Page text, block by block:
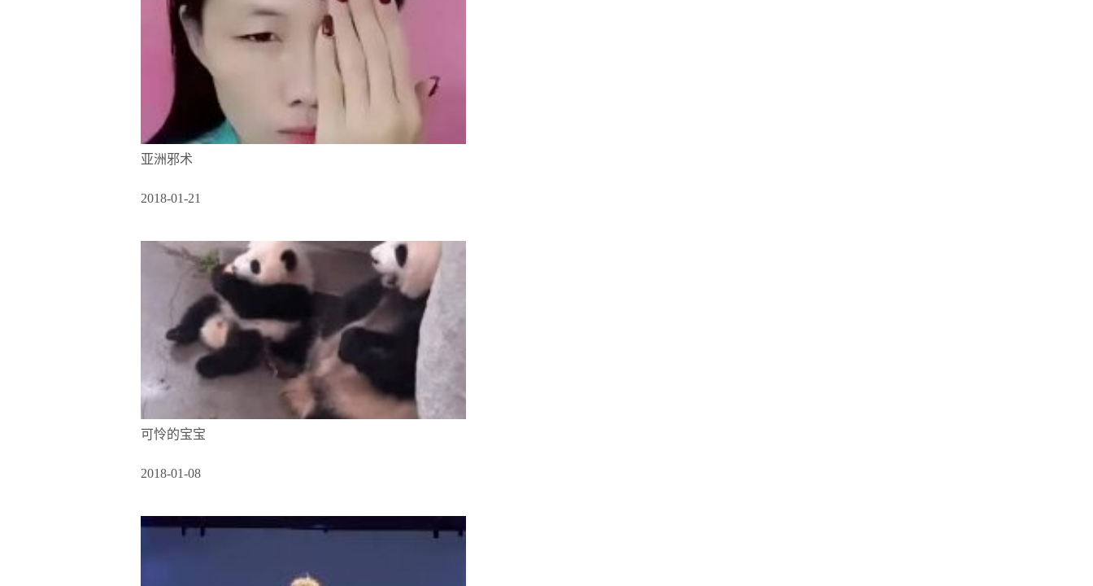
亚洲邪术
2018-01-21
可怜的宝宝
2018-01-08